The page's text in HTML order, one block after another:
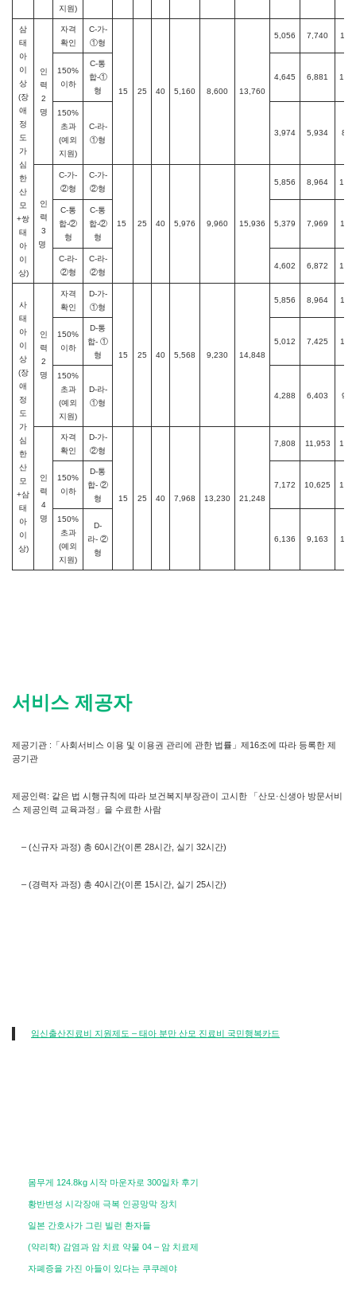
지원)
삼
태
아
이
상
(장
애
정
도
가
심
한
산
모
+쌍
태
아
이
상)
인
력
2
명
자격
확인
C-가-
①형
15 25 40 5,160 8,600 13,760
5,056 7,740
150%
이하
C-통
합-①
형
4,645 6,881
150%
초과
(예외
지원)
C-라-
①형
3,974 5,934
인
력
3
명
C-가-
②형
C-가-
②형
15 25 40 5,976 9,960 15,936
5,856 8,964
C-통
합-②
형
C-통
합-②
형
5,379 7,969
C-라-
②형
C-라-
②형
4,602 6,872
사
태
아
이
상
(장
애
정
도
가
심
한
산
모
+삼
태
아
이
상)
인
력
2
명
자격
확인
D-가-
①형
15 25 40 5,568 9,230 14,848
5,856 8,964
150%
이하
D-통
합- ①
형
5,012 7,425
150%
초과
(예외
지원)
D-라-
①형
4,288 6,403
인
력
4
명
자격
확인
D-가-
②형
15 25 40 7,968 13,230 21,248
7,808 11,953
150%
이하
D-통
합- ②
형
7,172 10,625
150%
초과
(예외
지원)
D-
라- ②
형
6,136 9,163
서비스 제공자
제공기관 :「사회서비스 이용 및 이용권 관리에 관한 법률」제16조에 따라 등록한 제
공기관
제공인력: 같은 법 시행규칙에 따라 보건복지부장관이 고시한 「산모·신생아 방문서비
스 제공인력 교육과정」을 수료한 사람
– (신규자 과정) 총 60시간(이론 28시간, 실기 32시간)
– (경력자 과정) 총 40시간(이론 15시간, 실기 25시간)
임신출산진료비 지원제도 – 태아 분만 산모 진료비 국민행복카드
몸무게 124.8kg 시작 마운자로 300일차 후기
황반변성 시각장애 극복 인공망막 장치
일본 간호사가 그린 빌런 환자들
(약리학) 감염과 암 치료 약물 04 – 암 치료제
자폐증을 가진 아들이 있다는 쿠쿠레야